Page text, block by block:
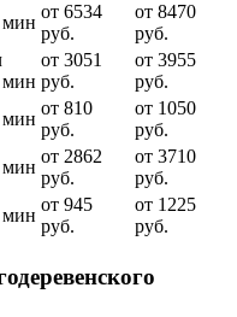
мин
от 6534
руб.
от 8470
руб.
мин
от 3051
руб.
от 3955
руб.
мин
от 810
руб.
от 1050
руб.
мин
от 2862
руб.
от 3710
руб.
мин
от 945
руб.
от 1225
руб.